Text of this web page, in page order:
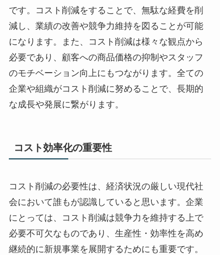
です。コスト削減をすることで、無駄な経費を削
減し、業績の改善や競争力維持を図ることが可能
になります。また、コスト削減は様々な観点から
必要であり、顧客への商品価格の抑制やスタッフ
のモチベーション向上にもつながります。全ての
企業や組織がコスト削減に努めることで、長期的
な成長や発展に繋がります。
コスト効率化の重要性
コスト削減の必要性は、経済状況の厳しい現代社
会において誰もが認識していると思います。企業
にとっては、コスト削減は競争力を維持する上で
必要不可欠なものであり、生産性・効率性を高め
継続的に新規事業を展開するためにも重要です。